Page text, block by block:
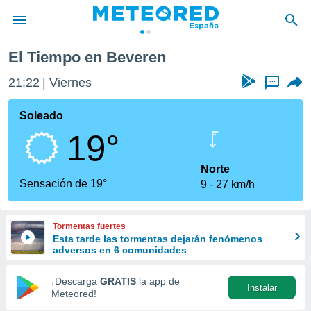
de
por
que se
calidad.
a este
las
y
forma
digital
basada
El Tiempo en Beveren
21:22 Viernes ...
Soleado
19°
Sensación de 19°
Norte
9
27 km/h
Tormentas fuertes
Esta tarde las tormentas dejarán fenómenos
adversos en 6 comunidades
¡Descarga GRATIS la app de
Meteored!
Instalar